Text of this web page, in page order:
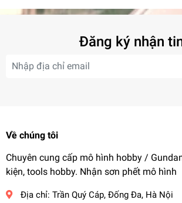
1 x Điều khiển từ xa
tâm rằng chúng tôi sẽ đóng gói tốt trước
#dochoi #amthanh #bluetooth #ampli
TPA3118 (30W*2+60W)
amplifier
Đăng ký nhận
Về chúng tôi
Chuyên cung cấp mô hình hobby /
kiện, tools hobby. Nhận sơn phết mô hình
Địa chỉ: Trần Quý Cáp, Đống Đa, Hà Nội